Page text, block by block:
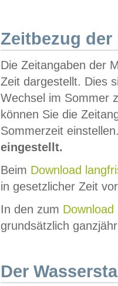
Zeitbezug der
Die Zeitangaben der
Zeit dargestellt. Dies
Wechsel im Sommer
können Sie die
Sommerzeit
eingestellt.
Beim Download
in gesetzlicher Zeit
In den zum Download
grundsätzlich
Der